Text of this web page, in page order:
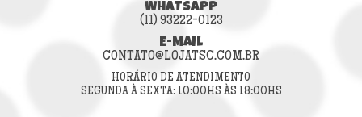
WHATSAPP
(11) 93222-0123
E-MAIL
CONTATO@LOJATSC.COM.BR
HORÁRIO DE ATENDIMENTO
SEGUNDA À SEXTA: 10:00HS ÀS 18:00HS